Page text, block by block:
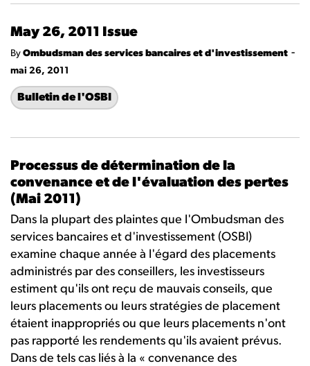
May 26, 2011 Issue
By Ombudsman des services bancaires et d'investissement -
mai 26, 2011
Bulletin de l'OSBI
Processus de détermination de la
convenance et de l'évaluation des pertes
(Mai 2011)
Dans la plupart des plaintes que l'Ombudsman des
services bancaires et d'investissement (OSBI)
examine chaque année à l'égard des placements
administrés par des conseillers, les investisseurs
estiment qu'ils ont reçu de mauvais conseils, que
leurs placements ou leurs stratégies de placement
étaient inappropriés ou que leurs placements n'ont
pas rapporté les rendements qu'ils avaient prévus.
Dans de tels cas liés à la « convenance des